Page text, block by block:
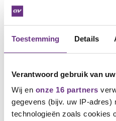
Toestemming Details
Verantwoord gebruik van
Wij en onze 16 partners
gegevens (bijv. uw IP-adres)
technologieën zoals cookies